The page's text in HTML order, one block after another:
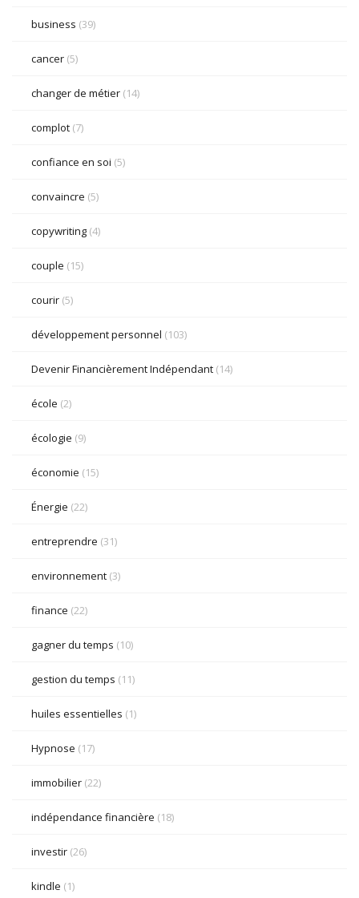
business (39)
cancer (5)
changer de métier (14)
complot (7)
confiance en soi (5)
convaincre (5)
copywriting (4)
couple (15)
courir (5)
développement personnel (103)
Devenir Financièrement Indépendant (14)
école (2)
écologie (9)
économie (15)
Énergie (22)
entreprendre (31)
environnement (3)
finance (22)
gagner du temps (10)
gestion du temps (11)
huiles essentielles (1)
Hypnose (17)
immobilier (22)
indépendance financière (18)
investir (26)
kindle (1)